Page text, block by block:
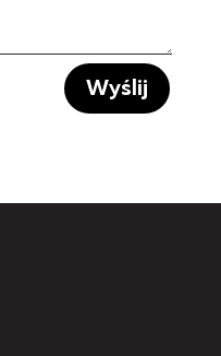
Wyślij